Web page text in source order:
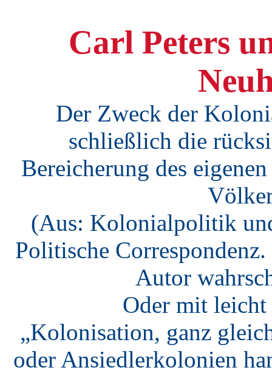
Carl Peters
Der Zweck der
schließlich die
Bereicherung des
(Aus: Kolonialpolitik
Politische
Autor
Oder mit leicht
„Kolonisation, ganz
oder Ansiedlerkolonien